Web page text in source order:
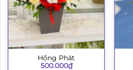
Hồng Phát
500.000₫